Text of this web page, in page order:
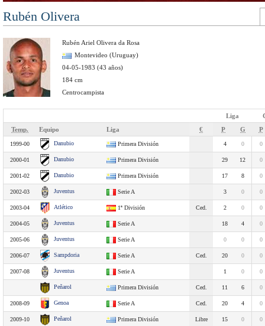
Rubén Olivera
Rubén Ariel Olivera da Rosa
Montevideo (Uruguay)
04-05-1983 (43 años)
184 cm
Centrocampista
Liga
Temp.
Equipo Liga € P G P
1999-00 Danubio Primera División 4 0 0
2000-01 Danubio Primera División 29 12 0
2001-02 Danubio Primera División 17 8 0
2002-03 Juventus Serie A 3 0 0
2003-04 Atlético 1ª División Ced. 2 0 0
2004-05 Juventus Serie A 18 4 0
2005-06 Juventus Serie A 0 0 0
2006-07 Sampdoria Serie A Ced. 20 0 0
2007-08 Juventus Serie A 1 0 0
Peñarol Primera División Ced. 11 6 0
2008-09 Genoa Serie A Ced. 20 4 0
2009-10 Peñarol Primera División Libre 15 0 0